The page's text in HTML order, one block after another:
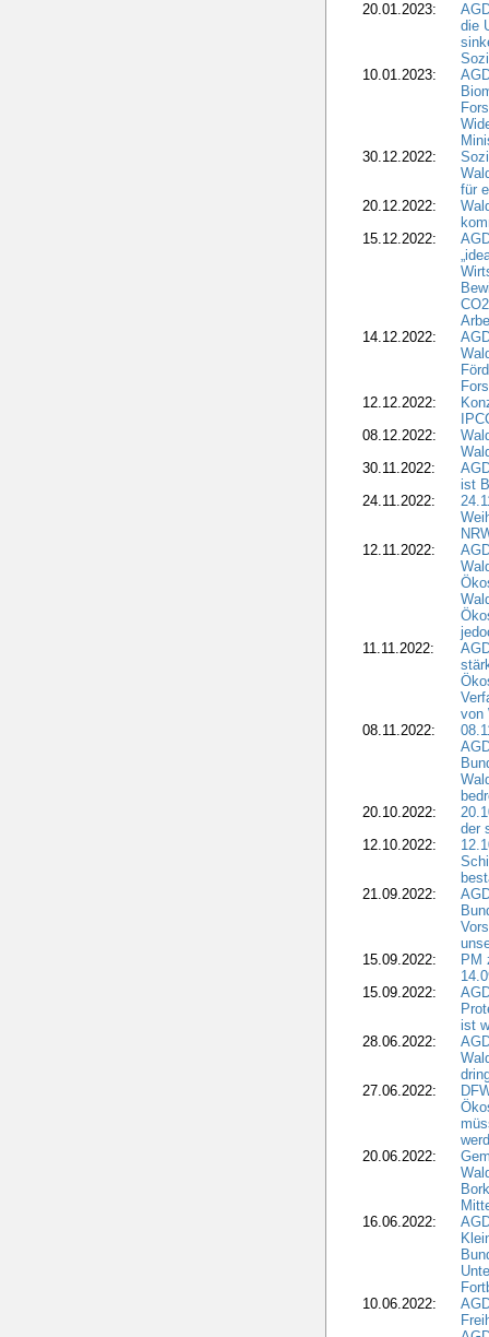
20.01.2023:
die
10.01.2023:
30.12.2022:
für
20.12.2022:
15.12.2022:
14.12.2022:
12.12.2022:
08.12.2022:
30.11.2022:
ist
24.11.2022:
12.11.2022:
11.11.2022:
von
08.11.2022:
20.10.2022:
der
12.10.2022:
21.09.2022:
15.09.2022:
PM
15.09.2022:
ist
28.06.2022:
27.06.2022:
20.06.2022:
16.06.2022:
10.06.2022: